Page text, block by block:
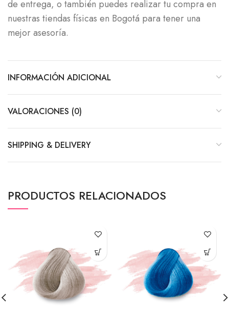
de entrega, o también puedes realizar tu compra en
nuestras tiendas físicas en Bogotá para tener una
mejor asesoría.
INFORMACIÓN ADICIONAL
VALORACIONES (0)
SHIPPING & DELIVERY
PRODUCTOS RELACIONADOS